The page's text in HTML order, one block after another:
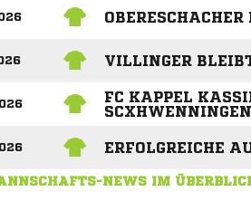
VILLINGER
FC KAPPEL
SCXHWENNINGEN
ERFOLGREICHE
NEWS IM